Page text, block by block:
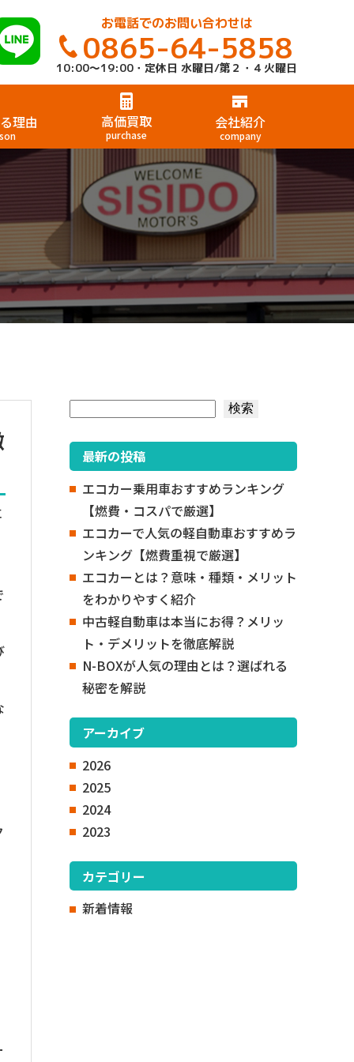
お電話でのお問い合わせは
0865-64-5858
10:00～19:00・定休日 水曜日/第２・４火曜日
理由 高価買取
purchase
会社紹介
company
検索
最新の投稿
エコカー乗用車おすすめランキング
【燃費・コスパで厳選】
エコカーで人気の軽自動車おすすめラ
ンキング【燃費重視で厳選】
エコカーとは？意味・種類・メリット
をわかりやすく紹介
中古軽自動車は本当にお得？メリッ
ト・デメリットを徹底解説
N-BOXが人気の理由とは？選ばれる
秘密を解説
アーカイブ
2026
2025
2024
2023
カテゴリー
新着情報